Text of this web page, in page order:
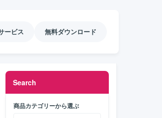
ービス 無料ダウンロード
Search
商品カテゴリーから選ぶ